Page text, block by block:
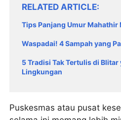
RELATED ARTICLE
Tips Panjang Umur Mahathir
Waspadai! 4 Sampah yang
5 Tradisi Tak Tertulis di
Lingkungan
Puskesmas atau pusat